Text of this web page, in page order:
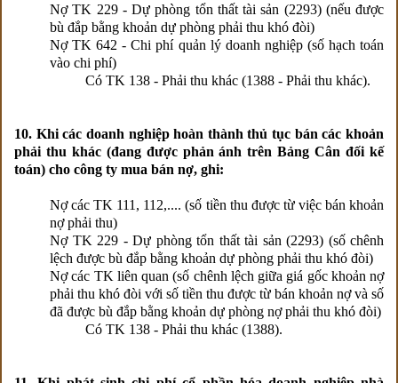
Nợ TK 229 - Dự phòng tổn thất tài sản (2293) (nếu được
bù đắp bằng khoản dự phòng phải thu khó đòi)
Nợ TK 642 - Chi phí quản lý doanh nghiệp (số hạch toán
vào chi phí)
Có TK 138 - Phải thu khác (1388 - Phải thu khác).
10. Khi các doanh nghiệp hoàn thành thủ tục bán các khoản
phải thu khác (đang được phản ánh trên Bảng Cân đối kế
toán) cho công ty mua bán nợ, ghi:
Nợ các TK 111, 112,.... (số tiền thu được từ việc bán khoản
nợ phải thu)
Nợ TK 229 - Dự phòng tổn thất tài sản (2293) (số chênh
lệch được bù đắp bằng khoản dự phòng phải thu khó đòi)
Nợ các TK liên quan (số chênh lệch giữa giá gốc khoản nợ
phải thu khó đòi với số tiền thu được từ bán khoản nợ và số
đã được bù đắp bằng khoản dự phòng nợ phải thu khó đòi)
Có TK 138 - Phải thu khác (1388).